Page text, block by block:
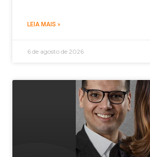
LEIA MAIS »
6 de agosto de 2026